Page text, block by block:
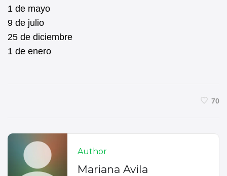
1 de mayo
9 de julio
25 de diciembre
1 de enero
70
Author
Mariana Avila